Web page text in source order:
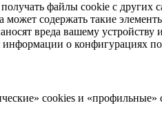
файлы cookie с
содержать такие
вреда вашему
о конфигурациях
cookies и «профильные»